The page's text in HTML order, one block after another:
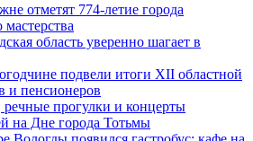
отметят 774-летие города
область уверенно шагает в
подвели итоги XII областной
и пенсионеров
прогулки и концерты
на Дне города Тотьмы